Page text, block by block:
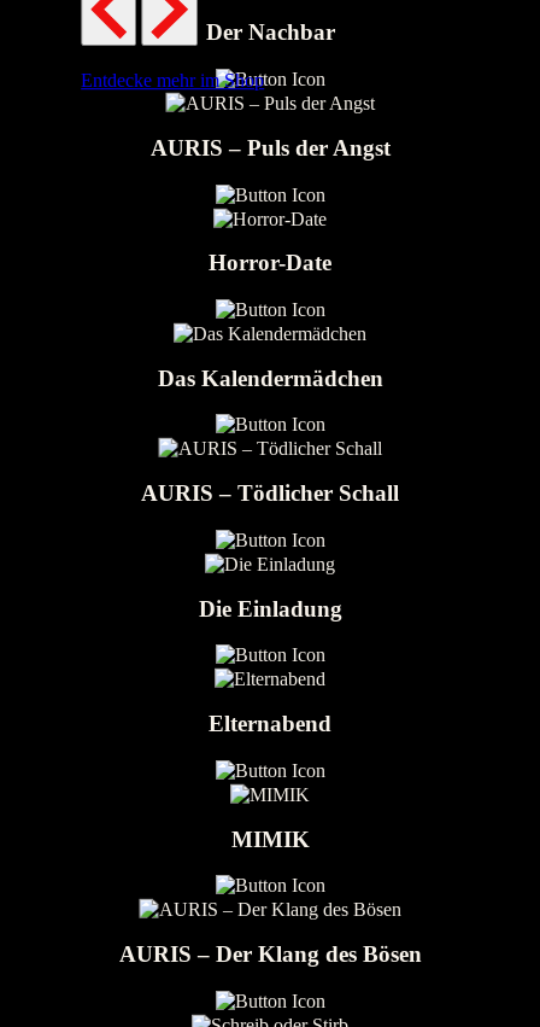
Entdecke mehr im Shop
Der Nachbar
AURIS – Puls der Angst
Horror-Date
Das Kalendermädchen
AURIS – Tödlicher Schall
Die Einladung
Elternabend
MIMIK
AURIS – Der Klang des Bösen